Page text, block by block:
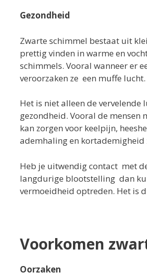
Gezondheid
Zwarte schimmel bestaat uit
prettig vinden in warme en
schimmels. Vooral wanneer er
veroorzaken ze een muffe lucht.
Het is niet alleen de vervelende
gezondheid. Vooral de
kan zorgen voor keelpijn,
ademhaling en kortademigheid
Heb je uitwendig contact met
langdurige blootstelling dan
vermoeidheid optreden. Het is
Voorkomen
Oorzaken